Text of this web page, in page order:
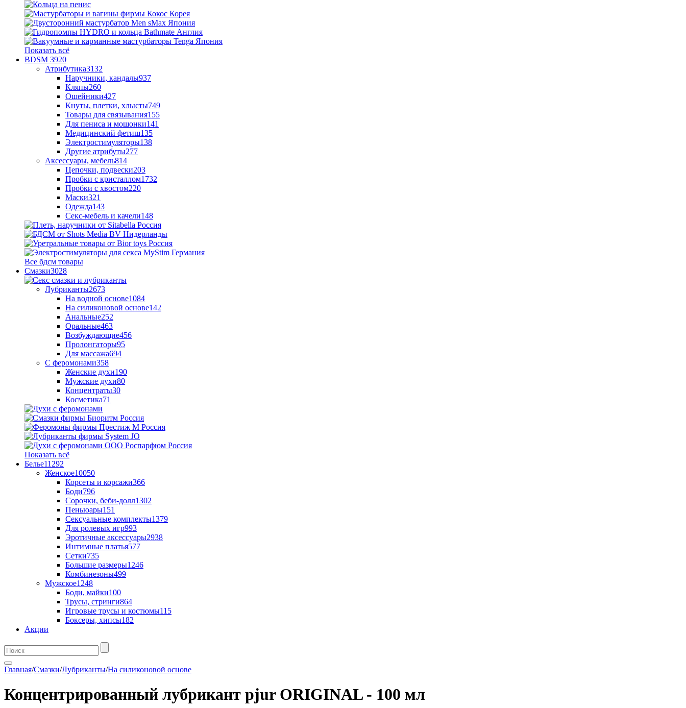
Показать всё
BDSM 3920
Атрибутика3132
Наручники, кандалы937
Кляпы260
Ошейники427
Кнуты, плетки, хлысты749
Товары для связывания155
Для пениса и мошонки141
Медицинский фетиш135
Электростимуляторы138
Другие атрибуты277
Аксессуары, мебель814
Цепочки, подвески203
Пробки с кристаллом1732
Пробки с хвостом220
Маски321
Одежда143
Секс-мебель и качели148
Все бдсм товары
Смазки3028
Лубриканты2673
На водной основе1084
На силиконовой основе142
Анальные252
Оральные463
Возбуждающие456
Пролонгаторы95
Для массажа694
С феромонами358
Женские духи190
Мужские духи80
Концентраты30
Косметика71
Показать всё
Белье11292
Женское10050
Корсеты и корсажи366
Боди796
Сорочки, беби-долл1302
Пеньюары151
Сексуальные комплекты1379
Для ролевых игр993
Эротичные аксессуары2938
Интимные платья577
Сетки735
Большие размеры1246
Комбинезоны499
Мужское1248
Боди, майки100
Трусы, стринги864
Игровые трусы и костюмы115
Боксеры, хипсы182
Акции
Главная/Смазки/Лубриканты/На силиконовой основе
Концентрированный лубрикант pjur ORIGINAL - 100 мл